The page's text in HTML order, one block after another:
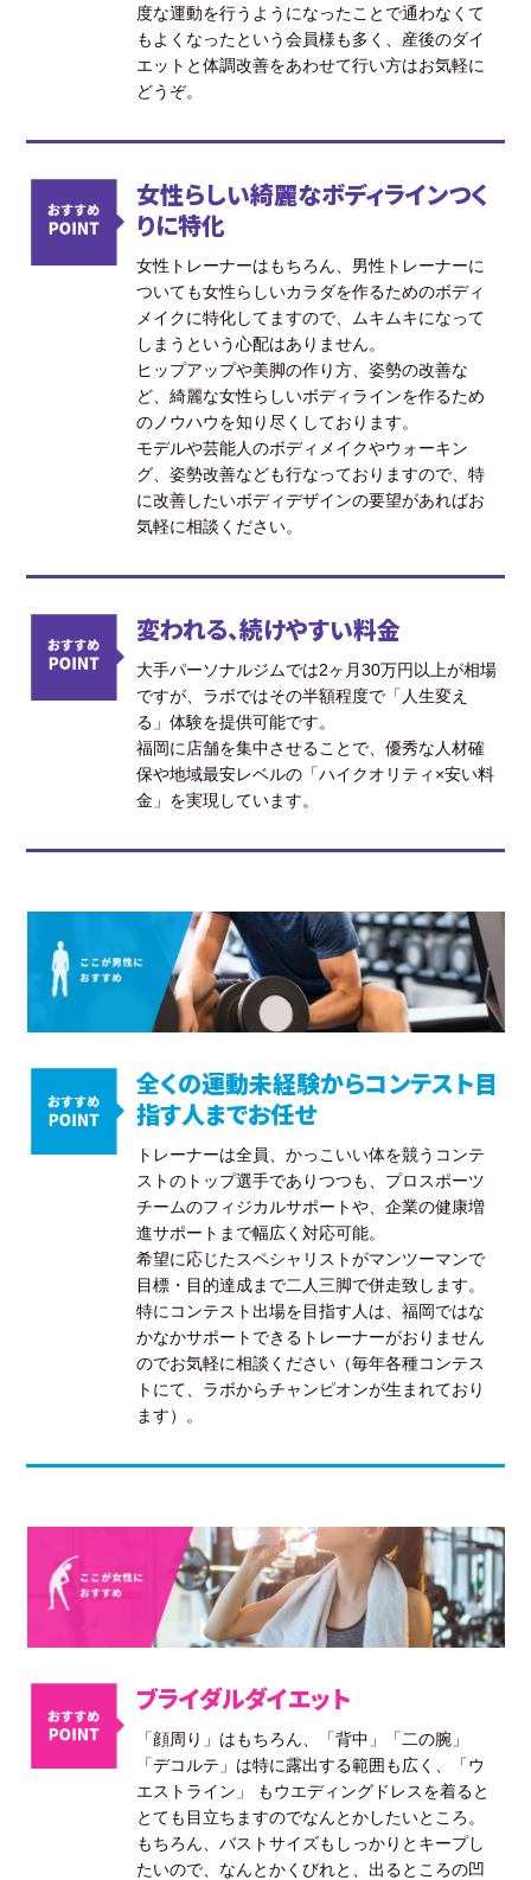
度な運動を行うようになったことで通わなくて
もよくなったという会員様も多く、産後のダイ
エットと体調改善をあわせて行い方はお気軽に
どうぞ。
女性らしい綺麗なボディラインつく
りに特化
女性トレーナーはもちろん、男性トレーナーに
ついても女性らしいカラダを作るためのボディ
メイクに特化してますので、ムキムキになって
しまうという心配はありません。
ヒップアップや美脚の作り方、姿勢の改善な
ど、綺麗な女性らしいボディラインを作るため
のノウハウを知り尽くしております。
モデルや芸能人のボディメイクやウォーキン
グ、姿勢改善なども行なっておりますので、特
に改善したいボディデザインの要望があればお
気軽に相談ください。
変われる、続けやすい料金
大手パーソナルジムでは2ヶ月30万円以上が相場
ですが、ラボではその半額程度で「人生変え
る」体験を提供可能です。
福岡に店舗を集中させることで、優秀な人材確
保や地域最安レベルの「ハイクオリティ×安い料
金」を実現しています。
全くの運動未経験からコンテスト目
指す人までお任せ
トレーナーは全員、かっこいい体を競うコンテ
ストのトップ選手でありつつも、プロスポーツ
チームのフィジカルサポートや、企業の健康増
進サポートまで幅広く対応可能。
希望に応じたスペシャリストがマンツーマンで
目標・目的達成まで二人三脚で併走致します。
特にコンテスト出場を目指す人は、福岡ではな
かなかサポートできるトレーナーがおりません
のでお気軽に相談ください（毎年各種コンテス
トにて、ラボからチャンピオンが生まれており
ます）。
ブライダルダイエット
「顔周り」はもちろん、「背中」「二の腕」
「デコルテ」は特に露出する範囲も広く、「ウ
エストライン」 もウエディングドレスを着ると
とても目立ちますのでなんとかしたいところ。
もちろん、バストサイズもしっかりとキープし
たいので、なんとかくびれと、出るところの凹